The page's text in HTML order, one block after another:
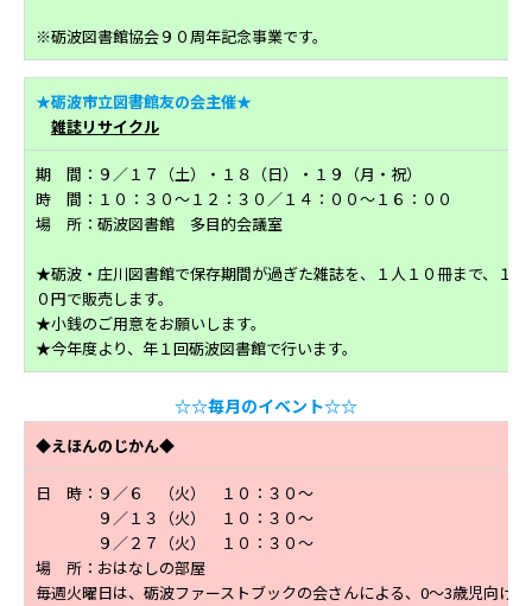
※砺波図書館協会９０周年記念事業です。
★砺波市立図書館友の会主催★
雑誌リサイクル
期 間：９／１７（土）・１８（日）・１９（月・祝）
時 間：１０：３０～１２：３０／１４：００～１６：００
場 所：砺波図書館 多目的会議室
★砺波・庄川図書館で保存期間が過ぎた雑誌を、１人１０冊まで、１冊
０円で販売します。
★小銭のご用意をお願いします。
★今年度より、年１回砺波図書館で行います。
☆☆毎月のイベント☆☆
◆えほんのじかん◆
日 時：９／６ （火） １０：３０～
９／１３（火） １０：３０～
９／２７（火） １０：３０～
場 所：おはなしの部屋
毎週火曜日は、砺波ファーストブックの会さんによる、0～3歳児向け